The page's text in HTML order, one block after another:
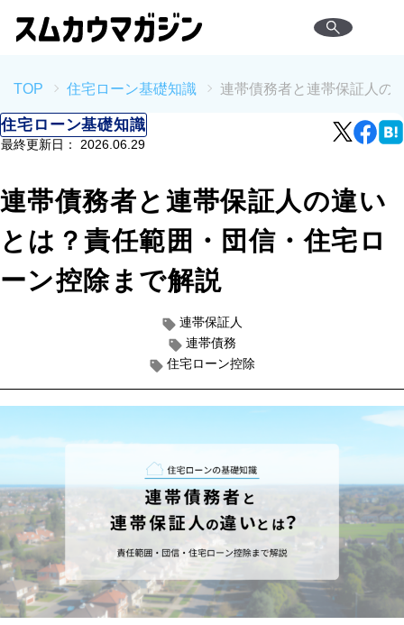
TOP 住宅ローン基礎知識 連帯債務者と連帯保証人の
住宅ローン基礎知識
最終更新日： 2026.06.29
連帯債務者と連帯保証人の違い
とは？責任範囲・団信・住宅ロ
ーン控除まで解説
連帯保証人
連帯債務
住宅ローン控除